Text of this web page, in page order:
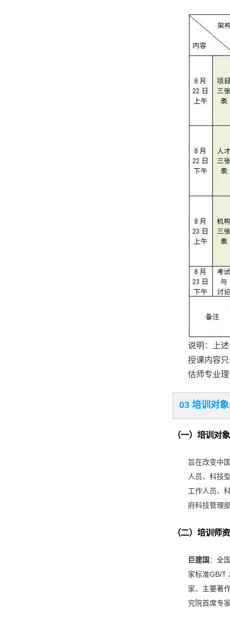
说明：上
授课内容
估师专业
03 培训对
（一）培训对象
旨在改变中
人员、科技
工作人员、
府科技管理
（二）培训师资
巨建国 ：全
家标准GB/T
家、主要著
究院首席专